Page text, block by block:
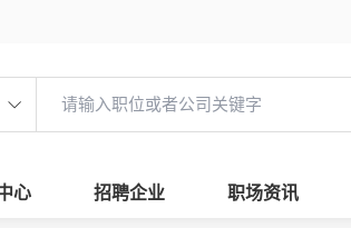
心 招聘企业 职场资讯